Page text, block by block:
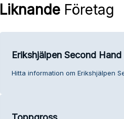
LiknandeFöretag
Erikshjälpen Second Hand
Hitta information om Erikshjälpen